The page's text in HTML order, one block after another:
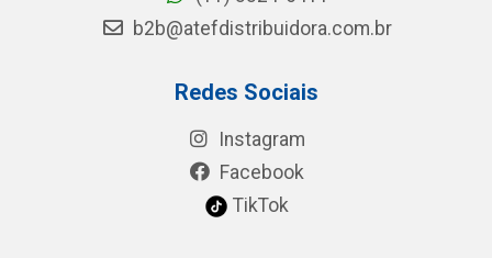
b2b@atefdistribuidora.com.br
Redes Sociais
Instagram
Facebook
TikTok